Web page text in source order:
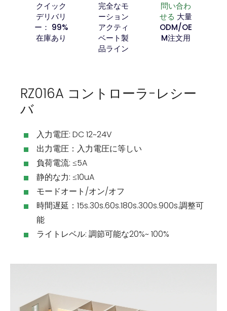
クイック
デリバリ
ー： 99%
在庫あり
完全なモ
ーション
アクティ
ベート製
品ライン
問い合わ
せる 大量
ODM/OE
M注文用
RZ016A コントローラ-レシー
バ
入力電圧: DC 12~24V
出力電圧：入力電圧に等しい
負荷電流: ≤5A
静的な力: ≤10uA
モードオート/オン/オフ
時間遅延：15s.30s.60s.180s.300s.900s.調整可
能
ライトレベル: 調節可能な20%~ 100%